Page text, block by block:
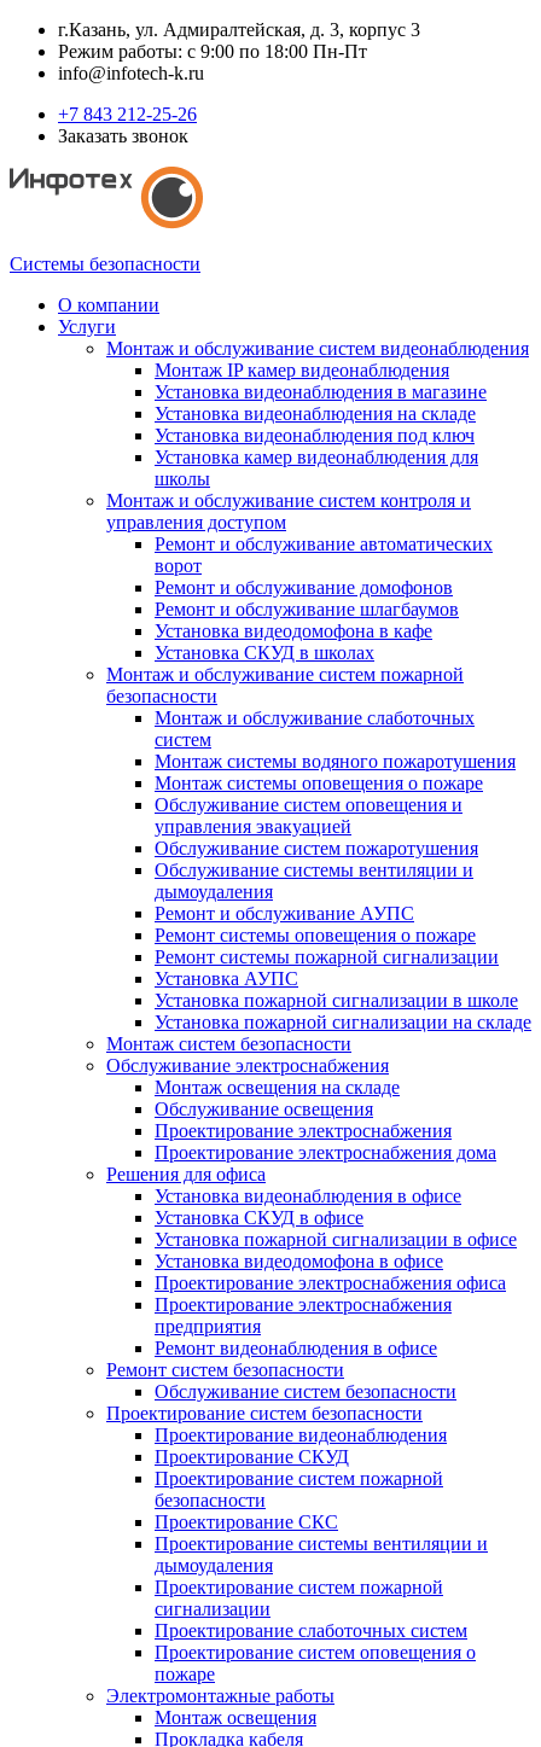
г.Казань, ул. Адмиралтейская, д. 3, корпус 3
Режим работы: с 9:00 по 18:00 Пн-Пт
info@infotech-k.ru
+7 843 212-25-26
Заказать звонок
Системы безопасности
О компании
Услуги
Монтаж и обслуживание систем видеонаблюдения
Монтаж IP камер видеонаблюдения
Установка видеонаблюдения в магазине
Установка видеонаблюдения на складе
Установка видеонаблюдения под ключ
Установка камер видеонаблюдения для
школы
Монтаж и обслуживание систем контроля и
управления доступом
Ремонт и обслуживание автоматических
ворот
Ремонт и обслуживание домофонов
Ремонт и обслуживание шлагбаумов
Установка видеодомофона в кафе
Установка СКУД в школах
Монтаж и обслуживание систем пожарной
безопасности
Монтаж и обслуживание слаботочных
систем
Монтаж системы водяного пожаротушения
Монтаж системы оповещения о пожаре
Обслуживание систем оповещения и
управления эвакуацией
Обслуживание систем пожаротушения
Обслуживание системы вентиляции и
дымоудаления
Ремонт и обслуживание АУПС
Ремонт системы оповещения о пожаре
Ремонт системы пожарной сигнализации
Установка АУПС
Установка пожарной сигнализации в школе
Установка пожарной сигнализации на складе
Монтаж систем безопасности
Обслуживание электроснабжения
Монтаж освещения на складе
Обслуживание освещения
Проектирование электроснабжения
Проектирование электроснабжения дома
Решения для офиса
Установка видеонаблюдения в офисе
Установка СКУД в офисе
Установка пожарной сигнализации в офисе
Установка видеодомофона в офисе
Проектирование электроснабжения офиса
Проектирование электроснабжения
предприятия
Ремонт видеонаблюдения в офисе
Ремонт систем безопасности
Обслуживание систем безопасности
Проектирование систем безопасности
Проектирование видеонаблюдения
Проектирование СКУД
Проектирование систем пожарной
безопасности
Проектирование СКС
Проектирование системы вентиляции и
дымоудаления
Проектирование систем пожарной
сигнализации
Проектирование слаботочных систем
Проектирование систем оповещения о
пожаре
Электромонтажные работы
Монтаж освещения
Прокладка кабеля